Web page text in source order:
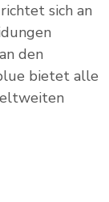
sich an
den
bietet alle